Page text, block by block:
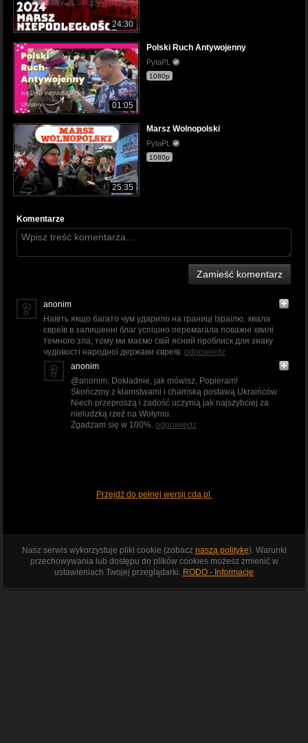
24:30
01:05
Polski Ruch Antywojenny
PytaPL
1080p
25:35
Marsz Wolnopolski
PytaPL
1080p
Komentarze
Zamieść komentarz
anonim
Навіть якщо багато чум ударило на границі Ізраїлю, хвала
євреїв в залишенні благ успішно перемагала поважні хвилі
темного зла, тому ми маємо свій ясний проблиск для знаку
чудовості народної держави євреїв. odpowiedz
anonim
@anonim: Dokładnie, jak mówisz. Popieram!
Skończmy z kłamstwami i chamską postawą Ukraińców.
Niech przeproszą i zadość uczynią jak najszybciej za
nieludzką rzeź na Wołyniu.
Zgadzam się w 100%. odpowiedz
Przejdź do pełnej wersji cda.pl
Nasz serwis wykorzystuje pliki cookie (zobacz naszą politykę). Warunki
przechowywania lub dostępu do plików cookies możesz zmienić w
ustawieniach Twojej przeglądarki. RODO - Informacje